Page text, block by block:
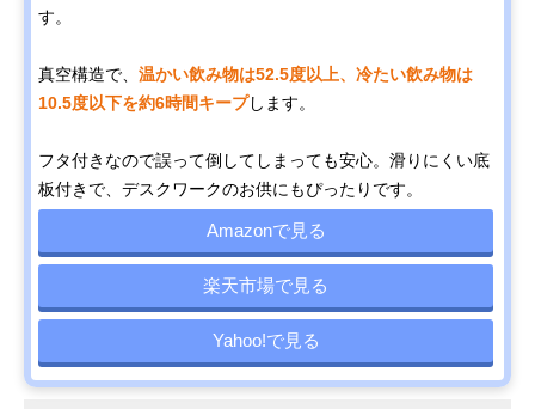
す。
真空構造で、 温かい飲み物は52.5度以上、冷たい飲み物は
10.5度以下を約6時間キープします。
フタ付きなので誤って倒してしまっても安心。滑りにくい底
板付きで、デスクワークのお供にもぴったりです。
Amazonで見る
楽天市場で見る
Yahoo!で見る